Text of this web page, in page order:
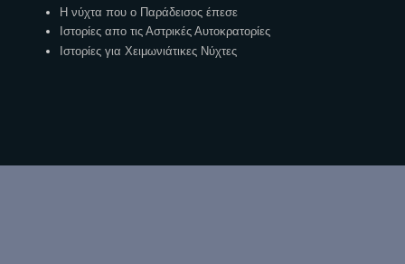
Η νύχτα που ο Παράδεισος έπεσε
Ιστορίες απο τις Αστρικές Αυτοκρατορίες
Ιστορίες για Χειμωνιάτικες Νύχτες